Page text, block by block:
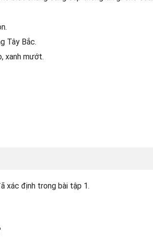
Tây Bắc.
xanh mướt.
xác định trong bài tập 1.